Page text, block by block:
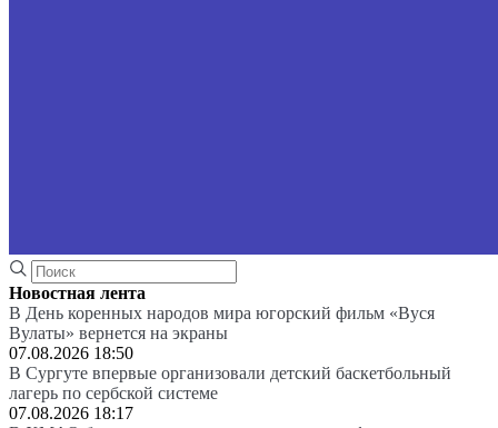
Новостная лента
В День коренных народов мира югорский фильм «Вуся
Вулаты» вернется на экраны
07.08.2026 18:50
В Сургуте впервые организовали детский баскетбольный
лагерь по сербской системе
07.08.2026 18:17